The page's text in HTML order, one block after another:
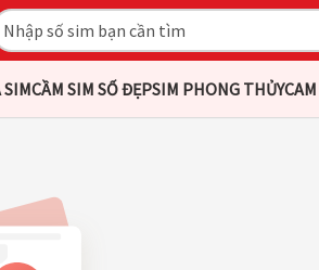
CẦM SIM SỐ ĐẸPSIM PHONG THỦY